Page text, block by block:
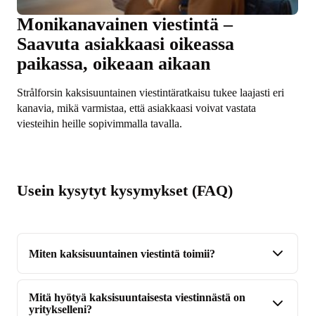
Monikanavainen viestintä –
Saavuta asiakkaasi oikeassa
paikassa, oikeaan aikaan
Strålforsin kaksisuuntainen viestintäratkaisu tukee laajasti eri
kanavia, mikä varmistaa, että asiakkaasi voivat vastata
viesteihin heille sopivimmalla tavalla.
Usein kysytyt kysymykset (FAQ)
Miten kaksisuuntainen viestintä toimii?
Mitä hyötyä kaksisuuntaisesta viestinnästä on
yritykselleni?